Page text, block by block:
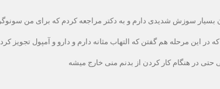
کردن بسیار سوزش شدیدی دارم و به دکتر مراجعه کردم که برای من
این مرحله هم گفتن که التهاب مثانه دارم و دارو و آمپول
در هنگام کار کردن از بدنم منی خارج میشه